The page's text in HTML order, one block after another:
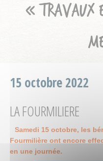
« TRAVAUX
15 octobre 2022
LA FOURMILIERE
Samedi 15 octobre, les
Fourmilière ont encore
en une journée.